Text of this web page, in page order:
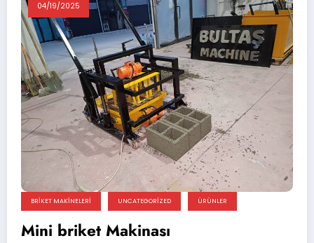
04/19/2025
BRIKET MAKINELERI UNCATEGORIZED ÜRÜNLER
Mini briket Makinası